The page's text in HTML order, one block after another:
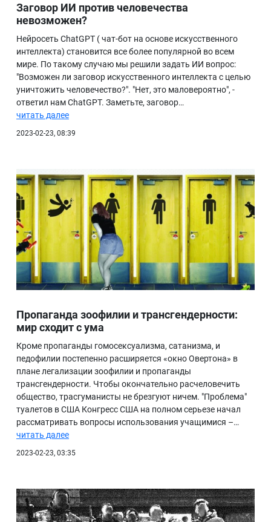
Заговор ИИ против человечества
невозможен?
Нейросеть ChatGPT ( чат-бот на основе искусственного
интеллекта) становится все более популярной во всем
мире. По такому случаю мы решили задать ИИ вопрос:
"Возможен ли заговор искусственного интеллекта с целью
уничтожить человечество?". "Нет, это маловероятно", -
ответил нам ChatGPT. Заметьте, заговор…
читать далее
2023-02-23, 08:39
Пропаганда зоофилии и трансгендерности:
мир сходит с ума
Кроме пропаганды гомосексуализма, сатанизма, и
педофилии постепенно расширяется «окно Овертона» в
плане легализации зоофилии и пропаганды
трансгендерности. Чтобы окончательно расчеловечить
общество, трасгуманисты не брезгуют ничем. "Проблема"
туалетов в США Конгресс США на полном серьезе начал
рассматривать вопросы использования учащимися –…
читать далее
2023-02-23, 03:35